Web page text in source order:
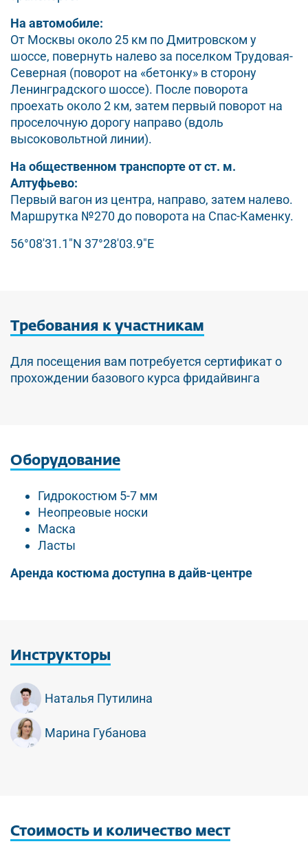
На автомобиле:
От Москвы около 25 км по Дмитровском у
шоссе, повернуть налево за поселком Трудовая-
Северная (поворот на «бетонку» в сторону
Ленинградского шоссе). После поворота
проехать около 2 км, затем первый поворот на
проселочную дорогу направо (вдоль
высоковольтной линии).
На общественном транспорте от ст. м.
Алтуфьево:
Первый вагон из центра, направо, затем налево.
Маршрутка №270 до поворота на Спас-Каменку.
56°08'31.1"N 37°28'03.9"E
Требования к участникам
Для посещения вам потребуется сертификат о
прохождении базового курса фридайвинга
Оборудование
Гидрокостюм 5-7 мм
Неопреовые носки
Маска
Ласты
Аренда костюма доступна в дайв-центре
Инструкторы
Наталья Путилина
Марина Губанова
Стоимость и количество мест